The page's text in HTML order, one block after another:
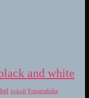
and white
fotboll Fotografiska